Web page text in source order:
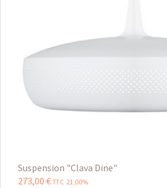
Suspension "Clava Dine"
273,00 € TTC 21,00%